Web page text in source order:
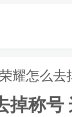
耀怎么
掉称号